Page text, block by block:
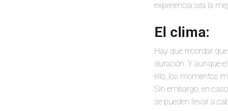
experiencia sea la
El clima:
Hay que recordar
duración. Y aunque
ello, los momentos
Sin embargo, en
se pueden llevar a